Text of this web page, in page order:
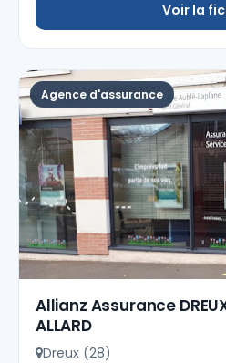
Voir la
Agence d'assurance
Allianz Assurance
ALLARD
Dreux (28)